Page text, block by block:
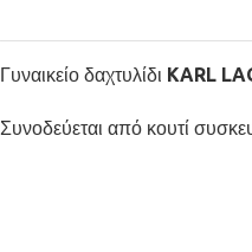
Γυναικείο δαχτυλίδι KARL
Συνοδεύεται από κουτί